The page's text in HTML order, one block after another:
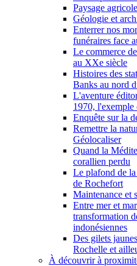
Paysage
Géologie et
Enterrer nos
funéraires face
Le commerce
au XXe siècle
Histoires des
Banks au nord
L'aventure
1970,
Enquête sur la
Remettre la
Géolocaliser
Quand la
corallien perdu
Le plafond de
de Rochefort
Maintenance et
Entre mer et
transformation
indonésiennes
Des gilets
Rochelle et
À découvrir à